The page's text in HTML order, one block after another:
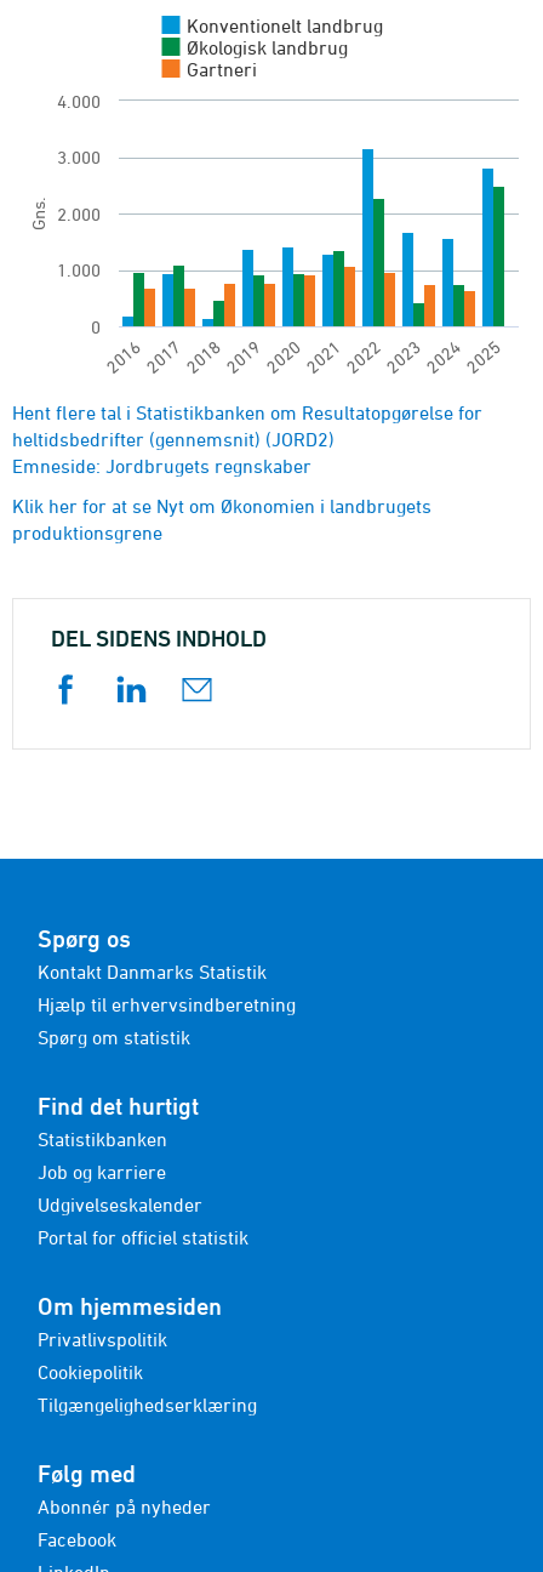
View as data table, Resultatopgørelse for
The chart has 1 X axis displaying categories.
The chart has 1 Y axis displaying Gns.. Range: 0
Gns.
Konventionelt landbrug
Økologisk landbrug
Gartneri
20162017 20182019 202020212022202320242025
0
1.000
2.000
3.000
4.000
End of interactive chart.
Hent flere tal i Statistikbanken om Resultatopgørelse for
heltidsbedrifter (gennemsnit) (JORD2)
Emneside: Jordbrugets regnskaber
Klik her for at se Nyt om Økonomien i landbrugets
produktionsgrene
DEL SIDENS INDHOLD
Spørg os
Kontakt Danmarks Statistik
Hjælp til erhvervsindberetning
Spørg om statistik
Find det hurtigt
Statistikbanken
Job og karriere
Udgivelseskalender
Portal for officiel statistik
Om hjemmesiden
Privatlivspolitik
Cookiepolitik
Tilgængelighedserklæring
Følg med
Abonnér på nyheder
Facebook